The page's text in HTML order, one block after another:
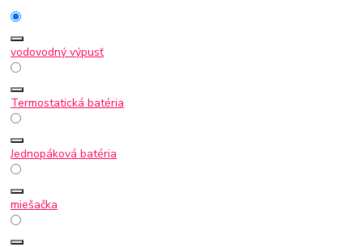
vodovodný výpusť
Termostatická batéria
Jednopáková batéria
miešačka